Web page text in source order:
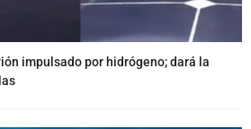
impulsado por hidrógeno; dará la